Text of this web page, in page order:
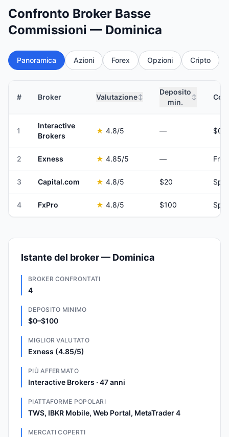
Confronto Broker Basse
Commissioni — Dominica
Panoramica Azioni Forex Opzioni Cripto
# Broker Valutazione↕
Deposito
min.
↕
1
Interactive
Brokers
★ 4.8/5 —
2 Exness ★ 4.85/5 —
3 Capital.com ★ 4.8/5 $20
4 FxPro ★ 4.8/5 $100
Istante del broker — Dominica
BROKER CONFRONTATI
4
DEPOSITO MINIMO
$0–$100
MIGLIOR VALUTATO
Exness (4.85/5)
PIÙ AFFERMATO
Interactive Brokers · 47 anni
PIATTAFORME POPOLARI
TWS, IBKR Mobile, Web Portal, MetaTrader 4
MERCATI COPERTI